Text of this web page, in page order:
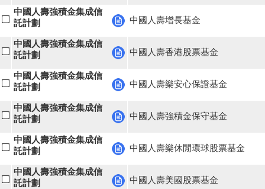
中國人壽強積金集成信
託計劃
中國人壽增長基金
中國人壽強積金集成信
託計劃
中國人壽香港股票基金
中國人壽強積金集成信
託計劃
中國人壽樂安心保證基金
中國人壽強積金集成信
託計劃
中國人壽強積金保守基金
中國人壽強積金集成信
託計劃
中國人壽樂休閒環球股票基金
中國人壽強積金集成信
託計劃
中國人壽美國股票基金